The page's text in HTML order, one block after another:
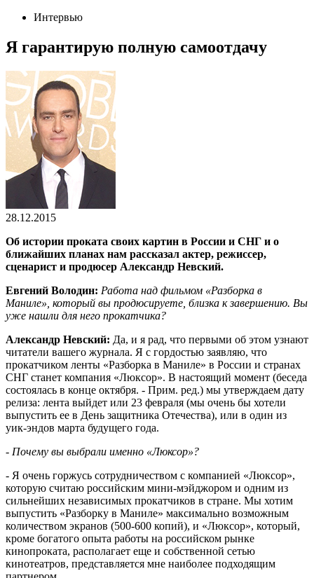
Интервью
Я гарантирую полную самоотдачу
28.12.2015
Об истории проката своих картин в России и СНГ и о
ближайших планах нам рассказал актер, режиссер,
сценарист и продюсер Александр Невский.
Евгений Володин: Работа над фильмом «Разборка в
Маниле», который вы продюсируете, близка к завершению. Вы
уже нашли для него прокатчика?
Александр Невский: Да, и я рад, что первыми об этом узнают
читатели вашего журнала. Я с гордостью заявляю, что
прокатчиком ленты «Разборка в Маниле» в России и странах
СНГ станет компания «Люксор». В настоящий момент (беседа
состоялась в конце октября. - Прим. ред.) мы утверждаем дату
релиза: лента выйдет или 23 февраля (мы очень бы хотели
выпустить ее в День защитника Отечества), или в один из
уик-эндов марта будущего года.
- Почему вы выбрали именно «Люксор»?
- Я очень горжусь сотрудничеством с компанией «Люксор»,
которую считаю российским мини-мэйджором и одним из
сильнейших независимых прокатчиков в стране. Мы хотим
выпустить «Разборку в Маниле» максимально возможным
количеством экранов (500-600 копий), и «Люксор», который,
кроме богатого опыта работы на российском рынке
кинопроката, располагает еще и собственной сетью
кинотеатров, представляется мне наиболее подходящим